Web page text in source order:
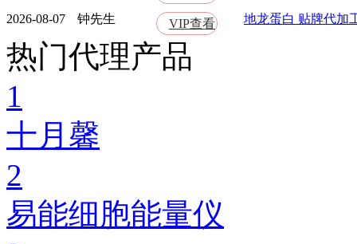
2026-08-07 钟先生 VIP查看 地龙蛋白 贴牌代加
热门代理产品
1
十月馨
2
易能细胞能量仪